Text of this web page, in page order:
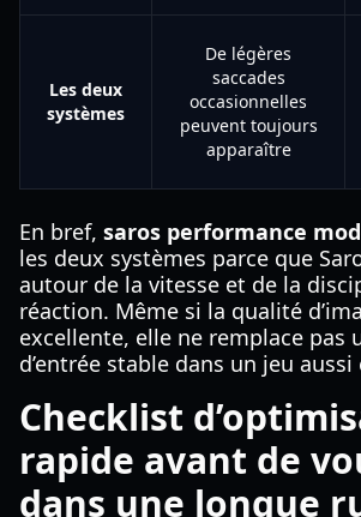
Les deux
systèmes
De légères
saccades
occasionnelles
peuvent toujours
apparaître
En bref, saros performance
les deux systèmes parce que
autour de la vitesse et de la
réaction. Même si la qualité
excellente, elle ne remplace pas
d’entrée stable dans un jeu
Checklist
rapide avant de
dans une longue